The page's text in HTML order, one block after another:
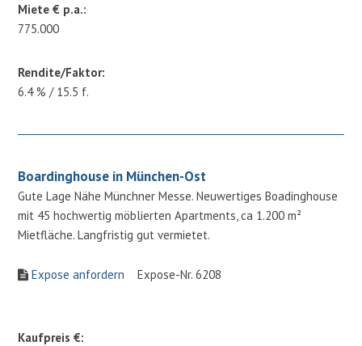
Miete € p.a.:
775.000
Rendite/Faktor:
6.4 % / 15.5 f.
Boardinghouse in München-Ost
Gute Lage Nähe Münchner Messe. Neuwertiges Boadinghouse
mit 45 hochwertig möblierten Apartments, ca 1.200 m²
Mietfläche. Langfristig gut vermietet.
Expose anfordern Expose-Nr. 6208
Kaufpreis €: